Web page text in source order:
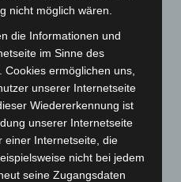
nicht möglich wären.
die Informationen und
im Sinne des
ermöglichen uns,
unserer Internetseite
Wiedererkennung ist
unserer Internetseite
einer Internetseite, die
nicht bei jedem
seine Zugangsdaten